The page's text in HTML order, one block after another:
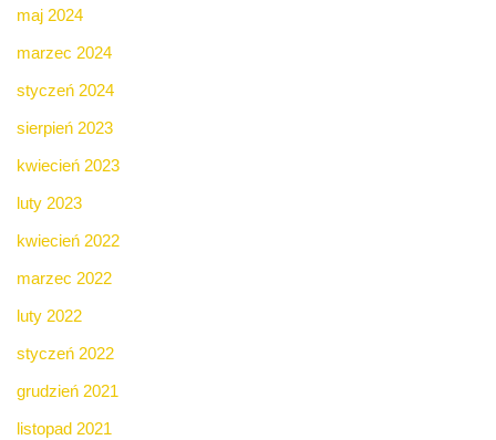
maj 2024
marzec 2024
styczeń 2024
sierpień 2023
kwiecień 2023
luty 2023
kwiecień 2022
marzec 2022
luty 2022
styczeń 2022
grudzień 2021
listopad 2021